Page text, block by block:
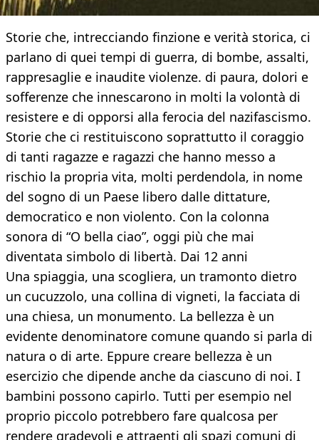
Storie che, intrecciando finzione e verità storica, ci
parlano di quei tempi di guerra, di bombe, assalti,
rappresaglie e inaudite violenze. di paura, dolori e
sofferenze che innescarono in molti la volontà di
resistere e di opporsi alla ferocia del nazifascismo.
Storie che ci restituiscono soprattutto il coraggio
di tanti ragazze e ragazzi che hanno messo a
rischio la propria vita, molti perdendola, in nome
del sogno di un Paese libero dalle dittature,
democratico e non violento. Con la colonna
sonora di “O bella ciao”, oggi più che mai
diventata simbolo di libertà. Dai 12 anni
Una spiaggia, una scogliera, un tramonto dietro
un cucuzzolo, una collina di vigneti, la facciata di
una chiesa, un monumento. La bellezza è un
evidente denominatore comune quando si parla di
natura o di arte. Eppure creare bellezza è un
esercizio che dipende anche da ciascuno di noi. I
bambini possono capirlo. Tutti per esempio nel
proprio piccolo potrebbero fare qualcosa per
rendere gradevoli e attraenti gli spazi comuni di